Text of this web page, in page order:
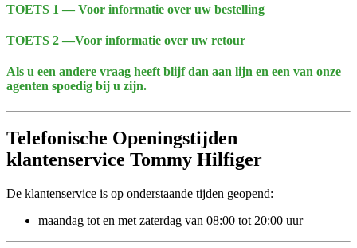
TOETS 1 — Voor informatie over uw bestelling
TOETS 2 —Voor informatie over uw retour
Als u een andere vraag heeft blijf dan aan lijn en een van onze
agenten spoedig bij u zijn.
Telefonische Openingstijden
klantenservice Tommy Hilfiger
De klantenservice is op onderstaande tijden geopend:
maandag tot en met zaterdag van 08:00 tot 20:00 uur